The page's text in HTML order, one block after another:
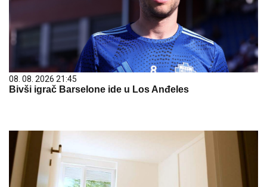
08. 08. 2026 21:45
Bivši igrač Barselone ide u Los Anđeles